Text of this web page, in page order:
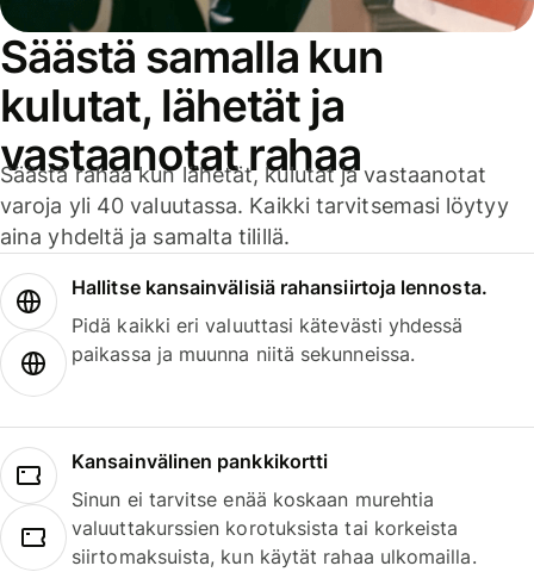
Säästä samalla kun
kulutat, lähetät ja
vastaanotat rahaa
Säästä rahaa kun lähetät, kulutat ja vastaanotat
varoja yli 40 valuutassa. Kaikki tarvitsemasi löytyy
aina yhdeltä ja samalta tilillä.
Hallitse kansainvälisiä rahansiirtoja lennosta.
Pidä kaikki eri valuuttasi kätevästi yhdessä
paikassa ja muunna niitä sekunneissa.
Kansainvälinen pankkikortti
Sinun ei tarvitse enää koskaan murehtia
valuuttakurssien korotuksista tai korkeista
siirtomaksuista, kun käytät rahaa ulkomailla.